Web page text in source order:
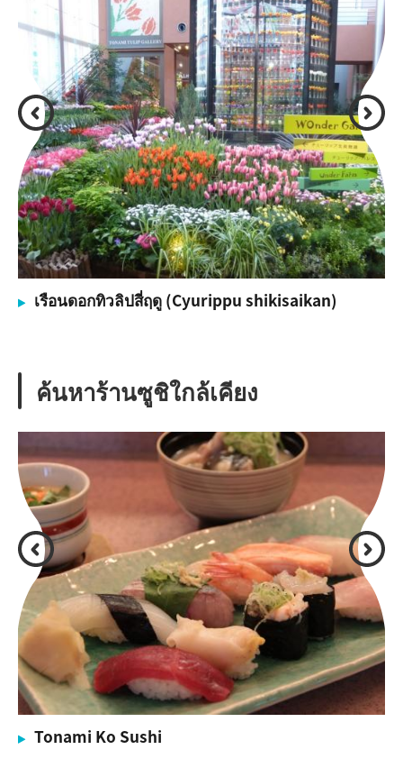
เรือนดอกทิวลิปสี่ฤดู (Cyurippu shikisaikan)
ค้นหาร้านซูชิใกล้เคียง
Tonami Ko Sushi